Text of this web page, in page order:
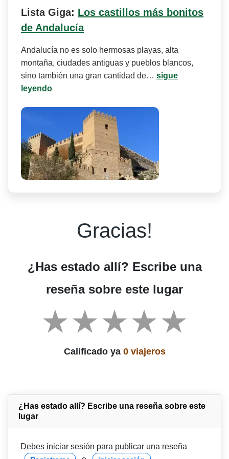
Lista Giga: Los castillos más bonitos
de Andalucía
Andalucía no es solo hermosas playas, alta
montaña, ciudades antiguas y pueblos blancos,
sino también una gran cantidad de… sigue
leyendo
Gracias!
¿Has estado allí? Escribe una
reseña sobre este lugar
Calificado ya 0 viajeros
¿Has estado allí? Escribe una reseña sobre este
lugar
Debes iniciar sesión para publicar una reseña